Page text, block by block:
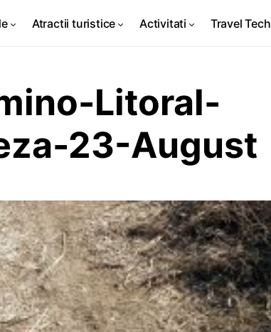
Atractii turistice Activitati Travel Tech
Litoral-
23-August